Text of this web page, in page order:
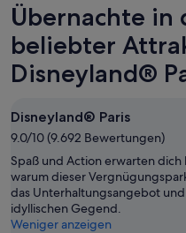
Übernachte in
beliebter
Disneyland®
Disneyland® Paris
9.0/10 (9.692 Bewertungen)
Spaß und Action erwarten dich
warum dieser
das Unterhaltungsangebot
idyllischen Gegend.
Weniger anzeigen